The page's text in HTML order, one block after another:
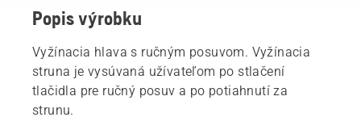
Popis výrobku
Vyžínacia hlava s ručným posuvom. Vyžínacia
struna je vysúvaná užívateľom po stlačení
tlačidla pre ručný posuv a po potiahnutí za
strunu.